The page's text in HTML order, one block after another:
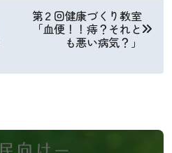
第２回健康づくり教室
「血便！！痔？それと
も悪い病気？」